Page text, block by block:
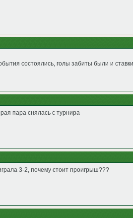
состоялись, голы забиты были и
пара снялась с турнира
3-2, почему стоит проигрыш???